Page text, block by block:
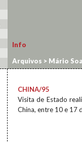
Info
Arquivos > Mário
estrangeiro>China/
CHINA/95
Visita de Estado
China, entre 10 e 17